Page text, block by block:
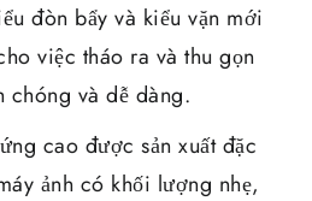
đòn bẩy và kiểu vặn mới
việc tháo ra và thu gọn
chóng và dễ dàng.
cao được sản xuất đặc
ảnh có khối lượng nhẹ,